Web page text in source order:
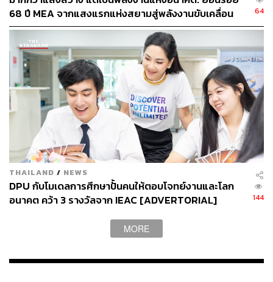
เป็นเชื้อเพลิงในการผลิตไฟฟ้า
68 ปี MEA จากแสงแรกแห่งสยามสู่พลังงานขับเคลื่อน
เมือง ผ่าน MEA SPARK
64
THAILAND / NEWS
DPU กับโมเดลการศึกษาปั้นคนให้ตอบโจทย์งานและโลก
อนาคต คว้า 3 รางวัลจาก IEAC [ADVERTORIAL]
144
MORE